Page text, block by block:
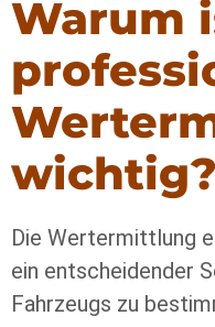
Warum
wichtig?
Die Wertermittlung
ein entscheidender
Fahrzeugs zu